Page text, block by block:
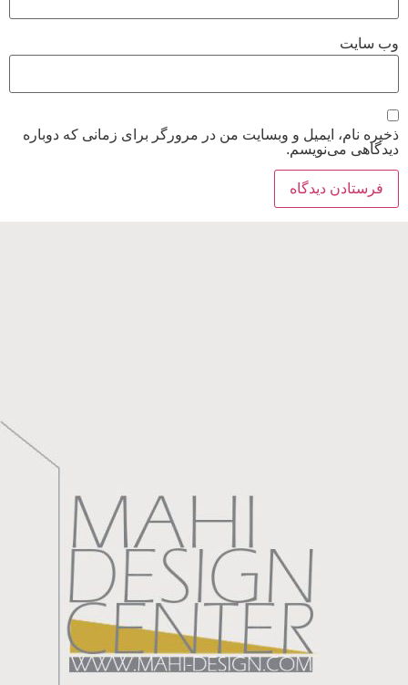
وب‌ سایت
ذخیره نام، ایمیل و وبسایت من در مرورگر برای زمانی که دوباره
دیدگاهی می‌نویسم.